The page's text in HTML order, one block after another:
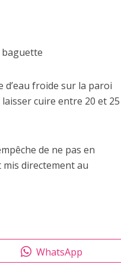
baguette
froide sur la paroi
cuire entre 20 et 25
de ne pas en
directement au
WhatsApp